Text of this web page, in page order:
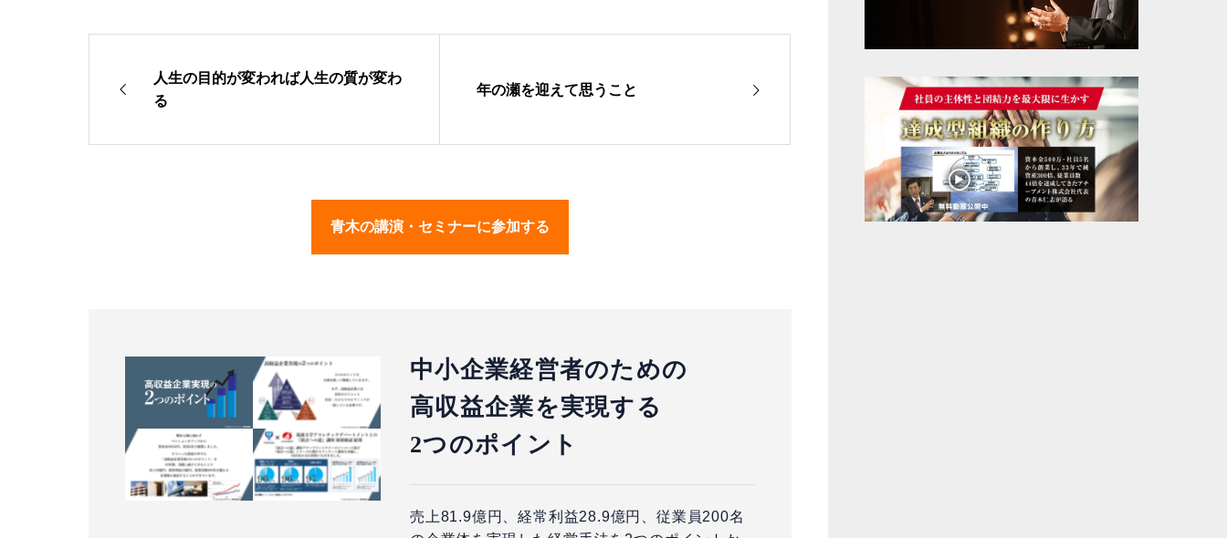
人生の目的が変われば人生の質が変わ
る
年の瀬を迎えて思うこと
青木の講演・セミナーに参加する
中小企業経営者のための
高収益企業を実現する
2つのポイント
売上81.9億円、経常利益28.9億円、従業員200名